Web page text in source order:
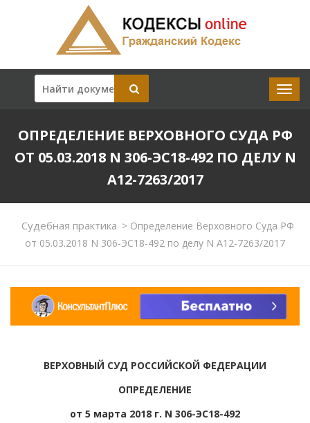
ОПРЕДЕЛЕНИЕ ВЕРХОВНОГО СУДА РФ
ОТ 05.03.2018 N 306-ЭС18-492 ПО ДЕЛУ N
А12-7263/2017
Судебная практика >Определение Верховного Суда РФ
от 05.03.2018 N 306-ЭС18-492 по делу N А12-7263/2017
ВЕРХОВНЫЙ СУД РОССИЙСКОЙ ФЕДЕРАЦИИ
ОПРЕДЕЛЕНИЕ
от 5 марта 2018 г. N 306-ЭС18-492